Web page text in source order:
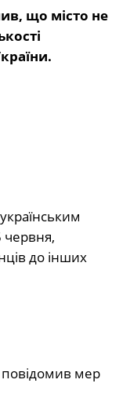
що місто не
червня,
до інших
мер